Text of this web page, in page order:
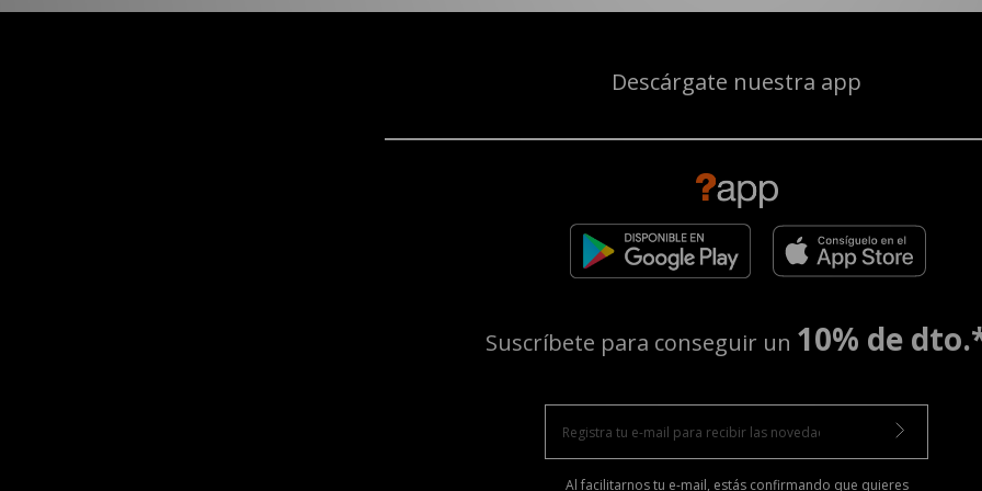
Descárgate nuestra app
Suscríbete para conseguir un 10% de
Al facilitarnos tu e-mail, estás confirmando que quieres